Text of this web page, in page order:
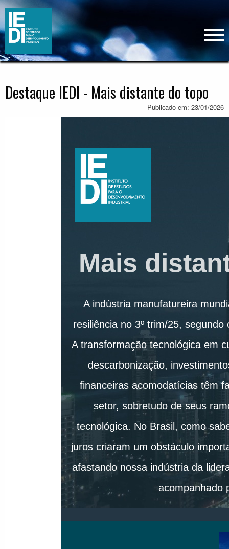
Destaque IEDI - Mais distante do topo
Publicado em: 23/01/2026